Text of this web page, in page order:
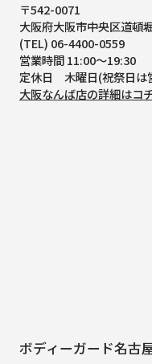
〒542-0071
大阪府大阪市中央区道頓
(TEL) 06-4400-0559
営業時間 11:00～19:30
定休日 木曜日(祝祭日は
大阪なんば店の詳細はコ
ボディーガード名古